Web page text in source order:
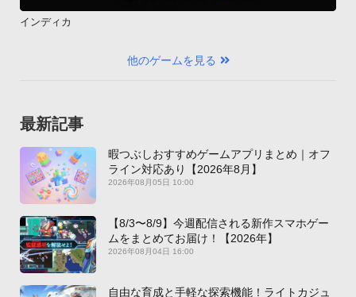
インディカ
他のゲームを見る
最新記事
暇つぶしおすすめゲームアプリまとめ｜オフ
ライン対応あり【2026年8月】
2026年08月05日 10:00
【8/3〜8/9】今週配信される新作スマホゲー
ムをまとめてお届け！【2026年】
2026年08月04日 16:00
自由な育成と手軽な探索機能！ライトカジュ